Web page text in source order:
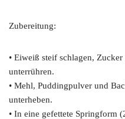
Zubereitung:
• Eiweiß steif schlagen,
unterrühren.
• Mehl, Puddingpulver und
unterheben.
• In eine gefettete Springform